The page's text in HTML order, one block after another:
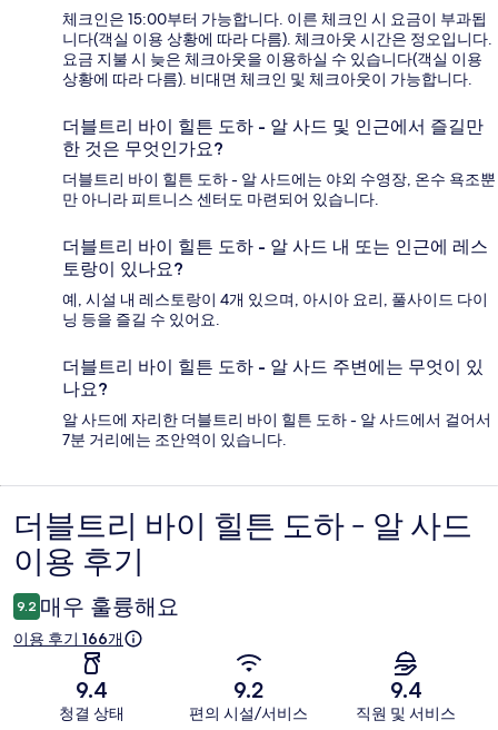
체크인은 15:00부터 가능합니다. 이른 체크인 시 요금이 부과됩
니다(객실 이용 상황에 따라 다름). 체크아웃 시간은 정오입니다.
요금 지불 시 늦은 체크아웃을 이용하실 수 있습니다(객실 이용
상황에 따라 다름). 비대면 체크인 및 체크아웃이 가능합니다.
더블트리 바이 힐튼 도하 - 알 사드 및 인근에서 즐길만
한 것은 무엇인가요?
더블트리 바이 힐튼 도하 - 알 사드에는 야외 수영장, 온수 욕조뿐
만 아니라 피트니스 센터도 마련되어 있습니다.
더블트리 바이 힐튼 도하 - 알 사드 내 또는 인근에 레스
토랑이 있나요?
예, 시설 내 레스토랑이 4개 있으며, 아시아 요리, 풀사이드 다이
닝 등을 즐길 수 있어요.
더블트리 바이 힐튼 도하 - 알 사드 주변에는 무엇이 있
나요?
알 사드에 자리한 더블트리 바이 힐튼 도하 - 알 사드에서 걸어서
7분 거리에는 조안역이 있습니다.
이
용
후
기
더블트리 바이 힐튼 도하 - 알 사드
이용 후기
9.2 매우 훌륭해요
이용 후기 166개
9.4
청결 상태
9.2
편의 시설/서비스
9.4
직원 및 서비스